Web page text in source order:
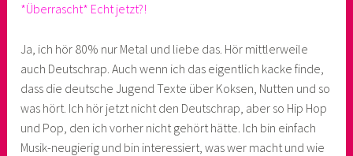
*Überrascht* Echt jetzt?!
Ja, ich hör 80% nur Metal und liebe das. Hör mittlerweile
auch Deutschrap. Auch wenn ich das eigentlich kacke finde,
dass die deutsche Jugend Texte über Koksen, Nutten und so
was hört. Ich hör jetzt nicht den Deutschrap, aber so Hip Hop
und Pop, den ich vorher nicht gehört hätte. Ich bin einfach
Musik-neugierig und bin interessiert, was wer macht und wie